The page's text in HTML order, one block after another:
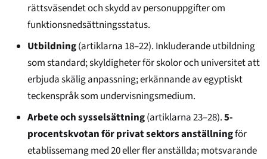
rättsväsendet och skydd av personuppgifter om
funktionsnedsättningsstatus.
Utbildning(artiklarna 18–22). Inkluderande utbildning
som standard; skyldigheter för skolor och universitet att
erbjuda skälig anpassning; erkännande av egyptiskt
teckenspråk som undervisningsmedium.
Arbete och sysselsättning(artiklarna 23–28).5-
procentskvotan för privat sektors anställningför
etablissemang med 20 eller fler anställda; motsvarande